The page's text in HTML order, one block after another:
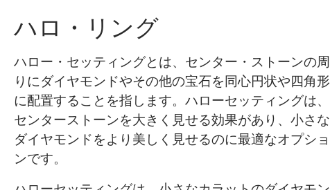
ハロ・リング
ハロー・セッティングとは、センター・ストーンの周
りにダイヤモンドやその他の宝石を同心円状や四角形
に配置することを指します。ハローセッティングは、
センターストーンを大きく見せる効果があり、小さな
ダイヤモンドをより美しく見せるのに最適なオプショ
ンです。